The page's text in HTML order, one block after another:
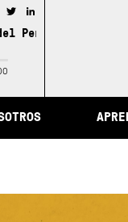
/ La ciudad
Facebook
Twitter